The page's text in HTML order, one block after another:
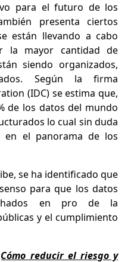
para el futuro de los
presenta ciertos
están llevando a cabo
la mayor cantidad de
siendo organizados,
Según la firma
(IDC) se estima que,
de los datos del mundo
lo cual sin duda
en el panorama de los
se ha identificado que
para que los datos
en pro de la
y el cumplimiento
reducir el riesgo y